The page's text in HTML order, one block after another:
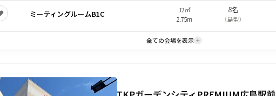
ミーティングルームB1C
12㎡
2.75m
8名
（島型）
全ての会場を表示